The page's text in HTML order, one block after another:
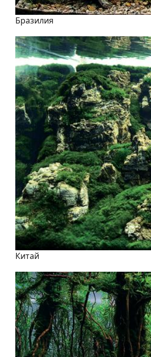
Бразилия
Китай